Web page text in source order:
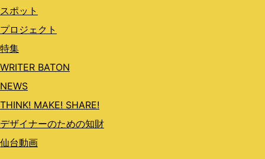
スポット
プロジェクト
特集
WRITER BATON
NEWS
THINK! MAKE! SHARE!
デザイナーのための知財
仙台動画